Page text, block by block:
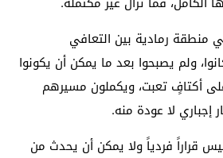
منطقة رمادية بين التعافي
ولم يصبحوا بعد ما يمكن أن يكونوا
أكتافٍ تعبت، ويكملون مسيرهم
لا عودة منه.
قراراً فردياً ولا يمكن أن يحدث من